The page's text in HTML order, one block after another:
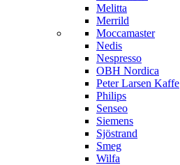
Melitta
Merrild
Moccamaster
Nedis
Nespresso
OBH Nordica
Peter Larsen Kaffe
Philips
Senseo
Siemens
Sjöstrand
Smeg
Wilfa